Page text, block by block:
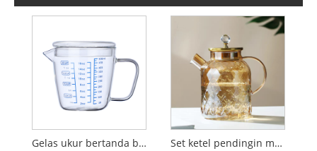
Gelas ukur bertanda biru yang praktis Set ketel pendingin manik kristal